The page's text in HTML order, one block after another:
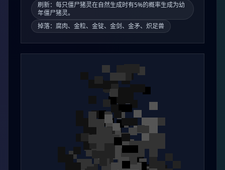
刷新：每只僵尸猪灵在自然生成时有5%的概率生成为幼
年僵尸猪灵。
掉落：腐肉、金粒、金锭、金剑、金矛、炽足兽